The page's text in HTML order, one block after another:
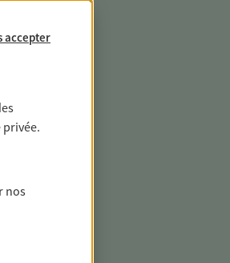
des
Un seul
tout.
couvert
accepter
nos